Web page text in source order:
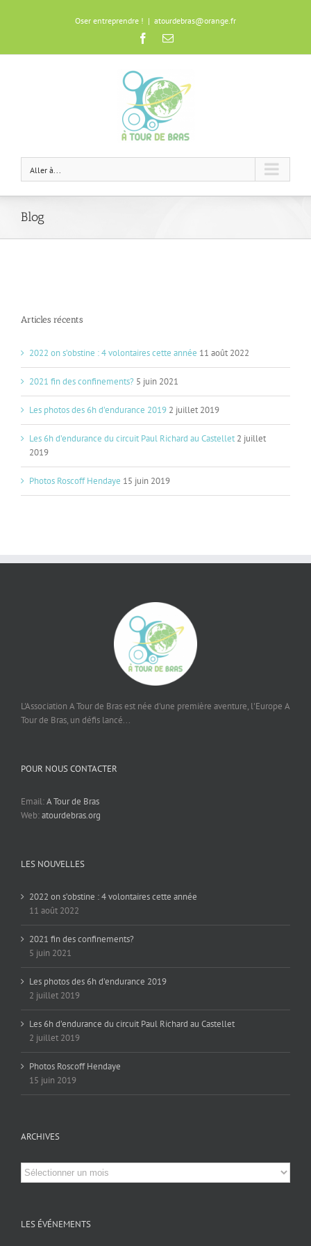
Oser entreprendre ! | atourdebras@orange.fr
Facebook
Email
Aller à...
Blog
Articles récents
2022 on s’obstine : 4 volontaires cette année 11 août 2022
2021 fin des confinements? 5 juin 2021
Les photos des 6h d’endurance 2019 2 juillet 2019
Les 6h d’endurance du circuit Paul Richard au Castellet 2 juillet
2019
Photos Roscoff Hendaye 15 juin 2019
L'Association A Tour de Bras est née d'une première aventure, l'Europe A
Tour de Bras, un défis lancé...
POUR NOUS CONTACTER
Email:A Tour de Bras
Web:atourdebras.org
LES NOUVELLES
2022 on s’obstine : 4 volontaires cette année
11 août 2022
2021 fin des confinements?
5 juin 2021
Les photos des 6h d’endurance 2019
2 juillet 2019
Les 6h d’endurance du circuit Paul Richard au Castellet
2 juillet 2019
Photos Roscoff Hendaye
15 juin 2019
ARCHIVES
Archives
LES ÉVÉNEMENTS